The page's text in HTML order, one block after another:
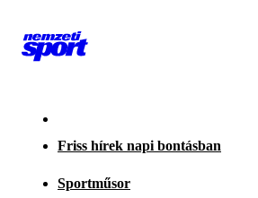
Friss hírek napi bontásban
Sportműsor